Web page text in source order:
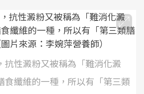
抗性澱粉又被稱為「難消化澱
食纖維的一種，所以有「第三類